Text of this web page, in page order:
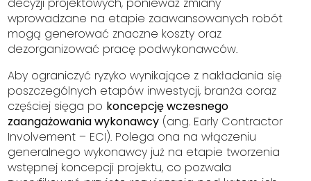
wprowadzane na etapie zaawansowanych robót
mogą generować znaczne koszty oraz
dezorganizować pracę podwykonawców.
Aby ograniczyć ryzyko wynikające z nakładania się
poszczególnych etapów inwestycji, branża coraz
częściej sięga po koncepcję wczesnego
zaangażowania wykonawcy (ang. Early Contractor
Involvement – ECI). Polega ona na włączeniu
generalnego wykonawcy już na etapie tworzenia
wstępnej koncepcji projektu, co pozwala